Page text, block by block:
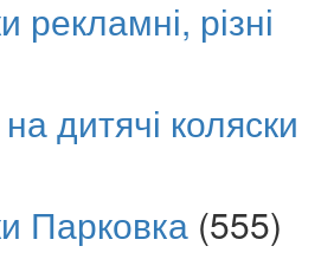
рекламні, різні
дитячі коляски
Парковка (555)